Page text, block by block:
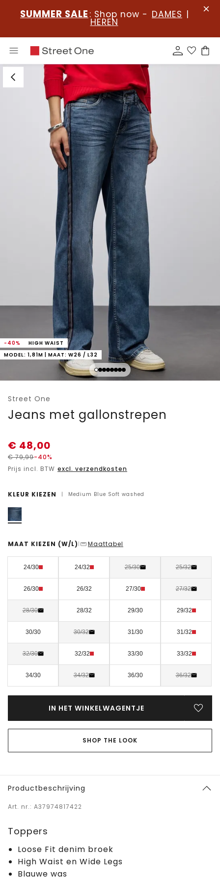
SUMMER SALE : Shop now - DAMES |
HEREN
-40%
HIGH WAIST
MODEL: 1,81M | MAAT: W26 / L32
Street One
Jeans met gallonstrepen
€ 48,00
€79,99-40%
Prijs incl. BTW excl. verzendkosten
KLEUR KIEZEN | Medium Blue Soft washed
MAAT KIEZEN (W/L) | Maattabel
24/30 24/32 25/30 25/32
26/30 26/32 27/30 27/32
28/30 28/32 29/30 29/32
30/30 30/32 31/30 31/32
32/30 32/32 33/30 33/32
34/30 34/32 36/30 36/32
IN HET WINKELWAGENTJE
SHOP THE LOOK
Productbeschrijving
Art. nr.: A37974817422
Toppers
Loose Fit denim broek
High Waist en Wide Legs
Blauwe was